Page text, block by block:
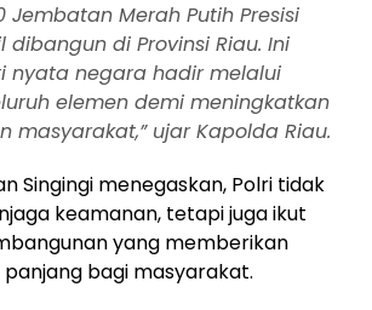
Jembatan Merah Putih Presisi
dibangun di Provinsi Riau. Ini
nyata negara hadir melalui
elemen demi meningkatkan
masyarakat,” ujar Kapolda Riau.
Singingi menegaskan, Polri tidak
keamanan, tetapi juga ikut
yang memberikan
bagi masyarakat.